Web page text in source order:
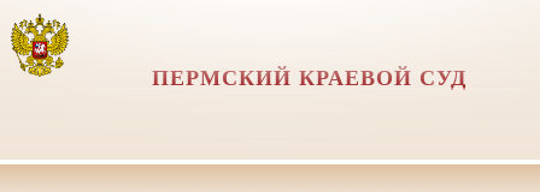
ПЕРМСКИЙ КРАЕВОЙ СУД